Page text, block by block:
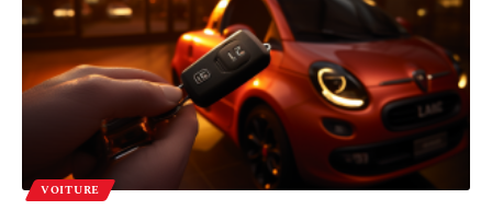
VOITURE